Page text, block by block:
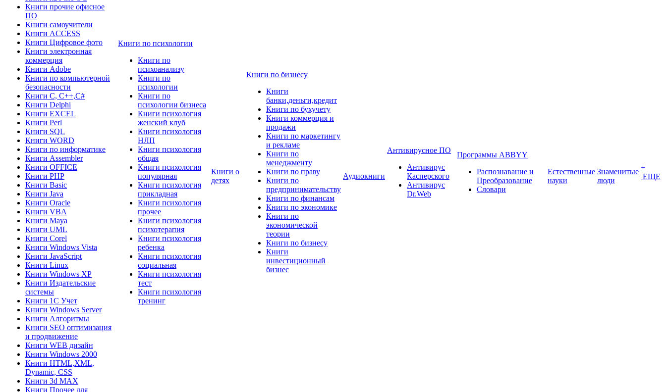
Книги прочие офисное
ПО
Книги самоучители
Книги ACCESS
Книги Цифровое фото
Книги электронная
коммерция
Книги Adobe
Книги по компьютерной
безопасности
Книги C, C++,С#
Книги Delphi
Книги EXCEL
Книги Perl
Книги SQL
Книги WORD
Книги по информатике
Книги Assembler
Книги OFFICE
Книги PHP
Книги Basic
Книги Java
Книги Oracle
Книги VBA
Книги Maya
Книги UML
Книги Corel
Книги Windows Vista
Книги JavaScript
Книги Linux
Книги Windows XP
Книги Издательские
системы
Книги 1C Учет
Книги Windows Server
Книги Алгоритмы
Книги SEO оптимизация
и продвижение
Книги WEB дизайн
Книги Windows 2000
Книги HTML,XML,
Dynamic, CSS
Книги 3d MAX
Книги Прочее для
Книги по психологии
Книги по
психоанализу
Книги по
психологии
Книги по
психологии бизнеса
Книги психология
женский клуб
Книги психология
НЛП
Книги психология
общая
Книги психология
популярная
Книги психология
прикладная
Книги психология
прочее
Книги психология
психотерапия
Книги психология
ребенка
Книги психология
социальная
Книги психология
тест
Книги психология
тренинг
Книги о
детях
Книги по бизнесу
Книги
банки,деньги,кредит
Книги по бухучету
Книги коммерция и
продажи
Книги по маркетингу
и рекламе
Книги по
менеджменту
Книги по праву
Книги по
предпринимательству
Книги по финансам
Книги по экономике
Книги по
экономической
теории
Книги по бизнесу
Книги
инвестиционный
бизнес
Аудиокниги
Антивирусное ПО
Антивирус
Касперского
Антивирус
Dr.Web
Программы ABBYY
Распознавание и
Преобразование
Словари
Естественные
науки
Знаменитые
люди
+
ЕЩЕ